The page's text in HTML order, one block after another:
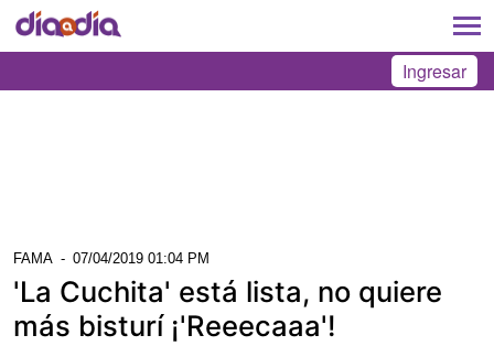
Ingresar
FAMA - 07/04/2019 01:04 PM
'La Cuchita' está lista, no quiere
más bisturí ¡'Reeecaaa'!